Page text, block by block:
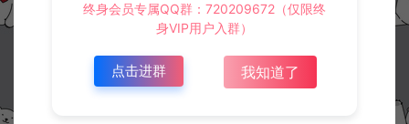
终身会员专属QQ群：720209672（仅限终
身VIP用户入群）
点击进群 我知道了